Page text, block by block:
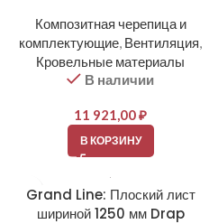
Композитная черепица и
комплектующие, Вентиляция,
Кровельные материалы
В наличии
11 921,00₽
В КОРЗИНУ
Grand Line: Плоский лист
шириной 1250 мм Drap